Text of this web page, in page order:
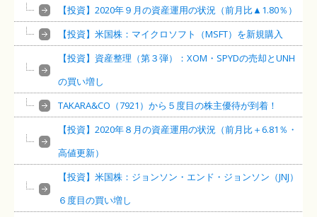
【投資】2020年９月の資産運用の状況（前月比▲1.80％）
【投資】米国株：マイクロソフト（MSFT）を新規購入
【投資】資産整理（第３弾）：XOM・SPYDの売却とUNH
の買い増し
TAKARA&CO（7921）から５度目の株主優待が到着！
【投資】2020年８月の資産運用の状況（前月比＋6.81％・
高値更新）
【投資】米国株：ジョンソン・エンド・ジョンソン（JNJ）
６度目の買い増し